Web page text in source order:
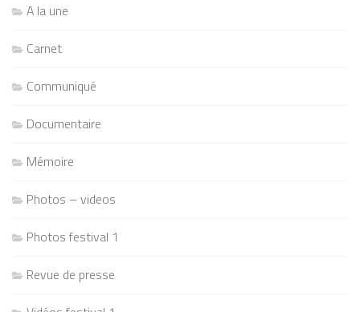
A la une
Carnet
Communiqué
Documentaire
Mémoire
Photos – videos
Photos festival 1
Revue de presse